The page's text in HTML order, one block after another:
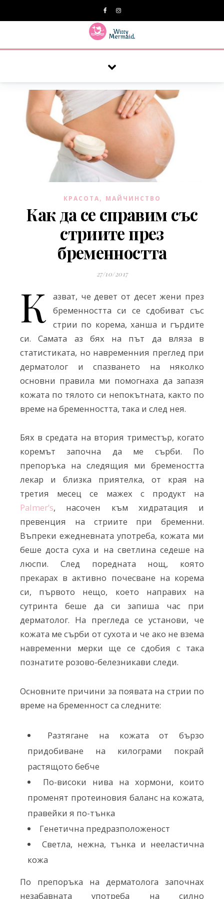
КРАСОТА, МАЙЧИНСТВО
Как да се справим със
стриите през
бременността
27/10/2017
К
азват, че девет от десет жени през
бременността си се сдобиват със
стрии по корема, ханша и гърдите
си. Самата аз бях на път да вляза в
статистиката, но навременния преглед при
дерматолог и спазването на няколко
основни правила ми помогнаха да запазя
кожата по тялото си непокътната, както по
време на бременността, така и след нея.
Бях в средата на втория триместър, когато
коремът започна да ме сърби. По
препоръка на следящия ми бремеността
лекар и близка приятелка, от края на
третия месец се мажех с продукт на
Palmer’s, насочен към хидратация и
превенция на стриите при бременни.
Въпреки ежедневната употреба, кожата ми
беше доста суха и на светлина седеше на
люспи. След поредната нощ, която
прекарах в активно почесване на корема
си, първото нещо, което направих на
сутринта беше да си запиша час при
дерматолог. На прегледа се установи, че
кожата ме сърби от сухота и че ако не взема
навременни мерки ще се сдобия с така
познатите розово-белезникави следи.
Основните причини за появата на стрии по
време на бременност са следните:
Разтягане на кожата от бързо
придобиване на килограми покрай
растящото бебче
По-високи нива на хормони, които
променят протеиновия баланс на кожата,
правейки я по-тънка
Генетична предразположеност
Светла, нежна, тънка и нееластична
кожа
По препоръка на дерматолога започнах
незабавната употреба на силно